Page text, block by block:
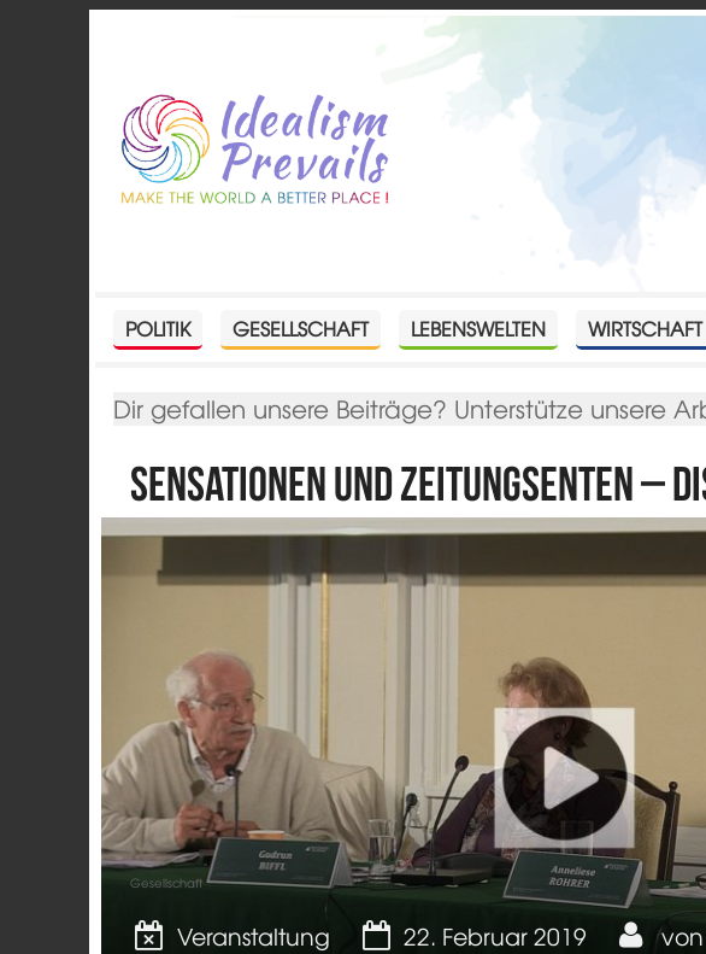
POLITIK GESELLSCHAFT LEBENSWELTEN WIRTSCHAFT
Dir gefallen unsere Beiträge? Unterstütze unsere
Sensationen und Zeitungsenten –
Gesellschaft
Veranstaltung 22. Februar 2019 von